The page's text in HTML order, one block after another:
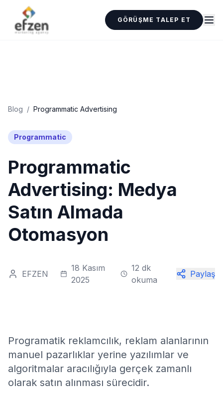
GÖRÜŞME TALEP ET
Blog / Programmatic Advertising
Programmatic
Programmatic
Advertising: Medya
Satın Almada
Otomasyon
EFZEN
18 Kasım
2025
12 dk
okuma
Paylaş
Programatik reklamcılık, reklam alanlarının
manuel pazarlıklar yerine yazılımlar ve
algoritmalar aracılığıyla gerçek zamanlı
olarak satın alınması sürecidir.